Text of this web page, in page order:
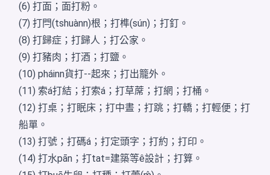
(6) 打面；面打粉。
(7) 打閂(tshuànn)根；打榫(sún)；打釘。
(8) 打歸症；打歸人；打公家。
(9) 打豬肉；打酒；打鹽。
(10) pháinn貨打--起來；打出籠外。
(11) 索á打結；打索á；打草蓆；打網；打桶。
(12) 打桌；打眠床；打中晝；打跳；打轎；打輕便；打
船單。
(13) 打號；打碼á；打定頭字；打約；打印。
(14) 打水pān；打tat=建築等ê設計；打算。